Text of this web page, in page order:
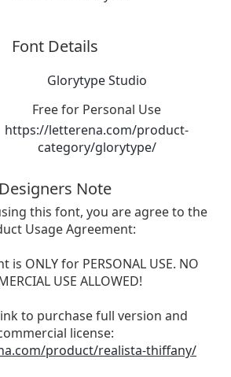
Font Details
Glorytype Studio
Free for Personal Use
https://letterena.com/product-
category/glorytype/
Designers Note
this font, you are agree to the
Usage Agreement:
is ONLY for PERSONAL USE. NO
USE ALLOWED!
to purchase full version and
license:
product/realista-thiffany/